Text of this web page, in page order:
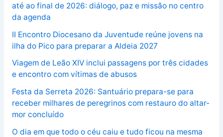
até ao final de 2026: diálogo, paz e missão no centro
da agenda
II Encontro Diocesano da Juventude reúne jovens na
ilha do Pico para preparar a Aldeia 2027
Viagem de Leão XIV inclui passagens por três cidades
e encontro com vítimas de abusos
Festa da Serreta 2026: Santuário prepara-se para
receber milhares de peregrinos com restauro do altar-
mor concluído
O dia em que todo o céu caiu e tudo ficou na mesma